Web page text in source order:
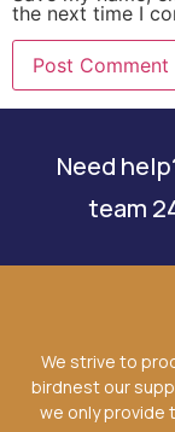
the next time I
Need
team
We strive to
birdnest our
we only provide